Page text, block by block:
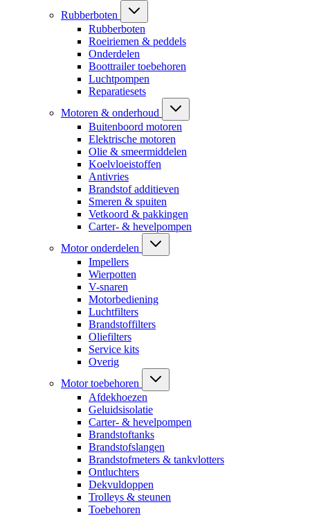
Rubberboten
Rubberboten
Roeiriemen & peddels
Onderdelen
Boottrailer toebehoren
Luchtpompen
Reparatiesets
Motoren & onderhoud
Buitenboord motoren
Elektrische motoren
Olie & smeermiddelen
Koelvloeistoffen
Antivries
Brandstof additieven
Smeren & spuiten
Vetkoord & pakkingen
Carter- & hevelpompen
Motor onderdelen
Impellers
Wierpotten
V-snaren
Motorbediening
Luchtfilters
Brandstoffilters
Oliefilters
Service kits
Overig
Motor toebehoren
Afdekhoezen
Geluidsisolatie
Carter- & hevelpompen
Brandstoftanks
Brandstofslangen
Brandstofmeters & tankvlotters
Ontluchters
Dekvuldoppen
Trolleys & steunen
Toebehoren